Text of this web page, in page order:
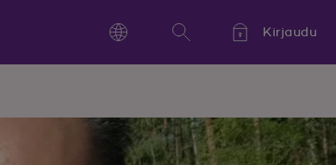
Kieli,
Language
Language Hae
Kirjaudu